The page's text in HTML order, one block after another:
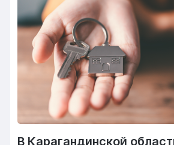
В Карагандинской области около 900